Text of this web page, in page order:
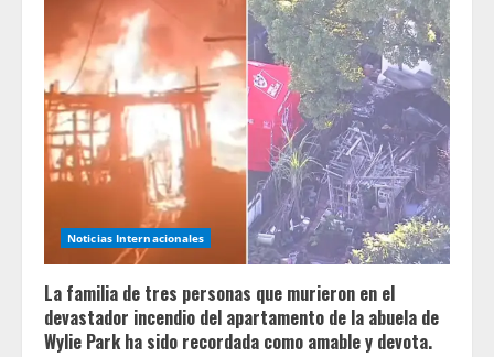
Noticias Internacionales
La familia de tres personas que murieron en el
devastador incendio del apartamento de la abuela de
Wylie Park ha sido recordada como amable y devota.